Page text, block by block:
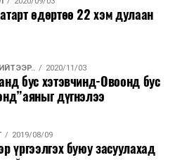
компанийн ерөнхий
2026/08/06
тав хоногт 10 мянга гаруй
и...
2026/08/06
ой хээрийн түймрийг
өдөртөө 22 хэм дулаан
2020/11/03
бус хэтэвчинд-Овоонд бус
дүгнэлээ
2019/08/09
үргээлгэх буюу засуулахад